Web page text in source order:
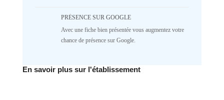
/home/lepetitbz/portailfamille.org/lib/Cake/View/
1687
5 4 3
2
PRÉSENCE SUR GOOGLE
Avec une fiche bien présentée vous augmentez votre
chance de présence sur Google.
En savoir plus sur l'établissement